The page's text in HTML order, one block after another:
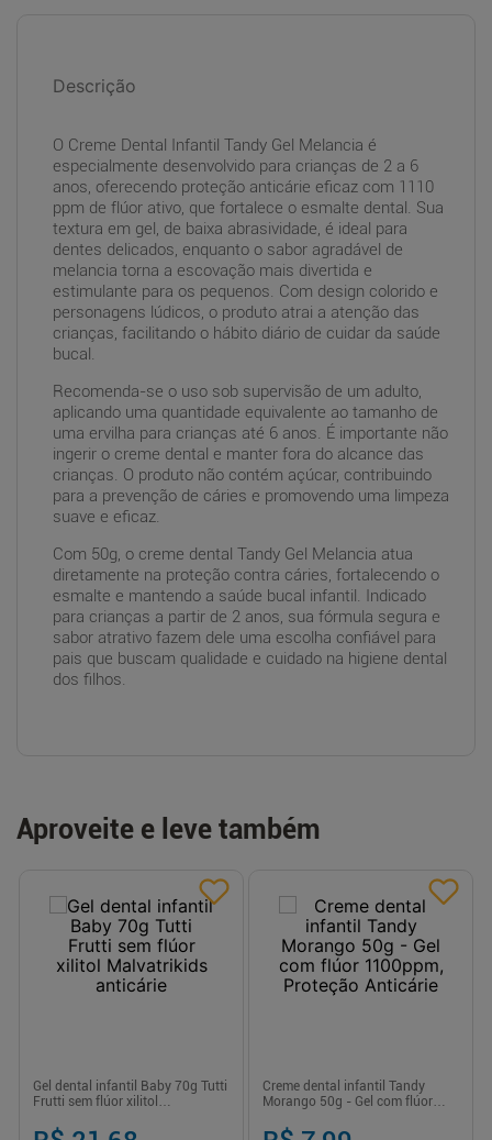
Descrição
O Creme Dental Infantil Tandy Gel Melancia é
especialmente desenvolvido para crianças de 2 a 6
anos, oferecendo proteção anticárie eficaz com 1110
ppm de flúor ativo, que fortalece o esmalte dental. Sua
textura em gel, de baixa abrasividade, é ideal para
dentes delicados, enquanto o sabor agradável de
melancia torna a escovação mais divertida e
estimulante para os pequenos. Com design colorido e
personagens lúdicos, o produto atrai a atenção das
crianças, facilitando o hábito diário de cuidar da saúde
bucal.
Recomenda-se o uso sob supervisão de um adulto,
aplicando uma quantidade equivalente ao tamanho de
uma ervilha para crianças até 6 anos. É importante não
ingerir o creme dental e manter fora do alcance das
crianças. O produto não contém açúcar, contribuindo
para a prevenção de cáries e promovendo uma limpeza
suave e eficaz.
Com 50g, o creme dental Tandy Gel Melancia atua
diretamente na proteção contra cáries, fortalecendo o
esmalte e mantendo a saúde bucal infantil. Indicado
para crianças a partir de 2 anos, sua fórmula segura e
sabor atrativo fazem dele uma escolha confiável para
pais que buscam qualidade e cuidado na higiene dental
dos filhos.
Aproveite e leve também
Gel dental infantil Baby 70g Tutti
Frutti sem flúor xilitol
Creme dental infantil Tandy
Morango 50g - Gel com flúor